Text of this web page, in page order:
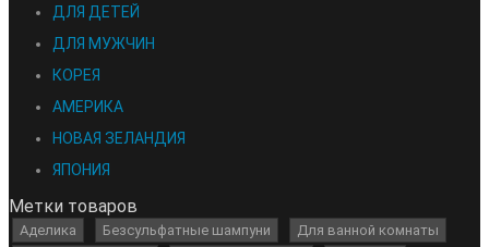
ДЛЯ ДЕТЕЙ
ДЛЯ МУЖЧИН
КОРЕЯ
АМЕРИКА
НОВАЯ ЗЕЛАНДИЯ
ЯПОНИЯ
Метки товаров
Аделика Безсульфатные шампуни
Для ванной комнаты